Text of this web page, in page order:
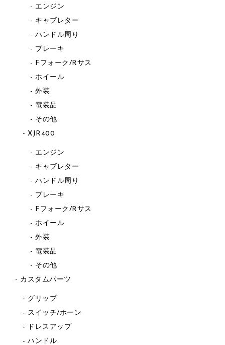
エンジン
キャブレター
ハンドル周り
ブレーキ
Fフォーク/Rサス
ホイール
外装
電装品
その他
XJR400
エンジン
キャブレター
ハンドル周り
ブレーキ
Fフォーク/Rサス
ホイール
外装
電装品
その他
カスタムパーツ
グリップ
スイッチ/ホーン
ドレスアップ
ハンドル